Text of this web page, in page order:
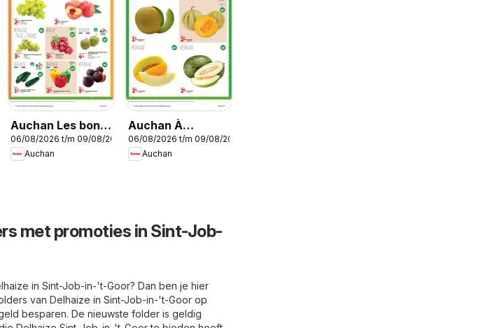
Auchan Les bons
plans du week
end dans votre
06/08/2026 t/m 09/08/2026
Auchan
Auchan À
l'honneur cette
semaine
06/08/2026 t/m 09/08/2026
Auchan
met promoties in Sint-Job-
in Sint-Job-in-'t-Goor? Dan ben je hier
van Delhaize in Sint-Job-in-'t-Goor op
besparen. De nieuwste folder is geldig